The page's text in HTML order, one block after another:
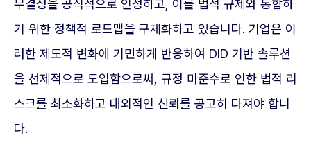
무결성을 공식적으로 인정하고, 이를 법적 규제와 통합하
기 위한 정책적 로드맵을 구체화하고 있습니다. 기업은 이
러한 제도적 변화에 기민하게 반응하여 DID 기반 솔루션
을 선제적으로 도입함으로써, 규정 미준수로 인한 법적 리
스크를 최소화하고 대외적인 신뢰를 공고히 다져야 합니
다.